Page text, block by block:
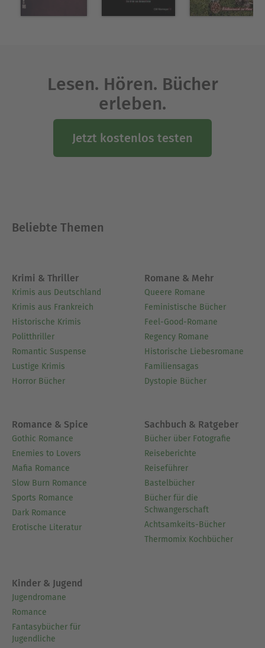
Lesen. Hören. Bücher
erleben.
Jetzt kostenlos testen
Beliebte Themen
Krimi & Thriller
Krimis aus Deutschland
Krimis aus Frankreich
Historische Krimis
Politthriller
Romantic Suspense
Lustige Krimis
Horror Bücher
Romane & Mehr
Queere Romane
Feministische Bücher
Feel-Good-Romane
Regency Romane
Historische Liebesromane
Familiensagas
Dystopie Bücher
Romance & Spice
Gothic Romance
Enemies to Lovers
Mafia Romance
Slow Burn Romance
Sports Romance
Dark Romance
Erotische Literatur
Sachbuch & Ratgeber
Bücher über Fotografie
Reiseberichte
Reiseführer
Bastelbücher
Bücher für die
Schwangerschaft
Achtsamkeits-Bücher
Thermomix Kochbücher
Kinder & Jugend
Jugendromane
Romance
Fantasybücher für
Jugendliche